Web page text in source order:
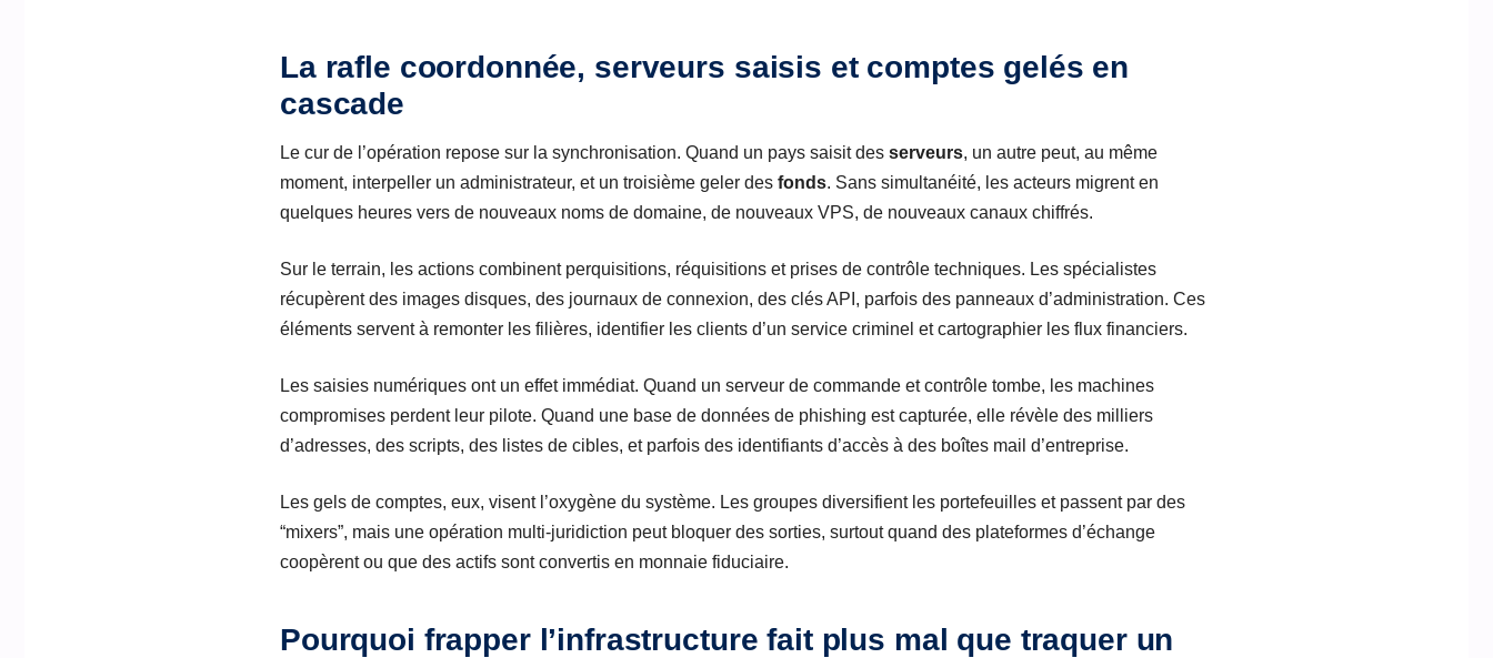
La rafle coordonnée, serveurs saisis et comptes gelés en
cascade
Le cur de l’opération repose sur la synchronisation. Quand un pays saisit des serveurs, un autre peut, au même
moment, interpeller un administrateur, et un troisième geler des fonds. Sans simultanéité, les acteurs migrent en
quelques heures vers de nouveaux noms de domaine, de nouveaux VPS, de nouveaux canaux chiffrés.
Sur le terrain, les actions combinent perquisitions, réquisitions et prises de contrôle techniques. Les spécialistes
récupèrent des images disques, des journaux de connexion, des clés API, parfois des panneaux d’administration. Ces
éléments servent à remonter les filières, identifier les clients d’un service criminel et cartographier les flux financiers.
Les saisies numériques ont un effet immédiat. Quand un serveur de commande et contrôle tombe, les machines
compromises perdent leur pilote. Quand une base de données de phishing est capturée, elle révèle des milliers
d’adresses, des scripts, des listes de cibles, et parfois des identifiants d’accès à des boîtes mail d’entreprise.
Les gels de comptes, eux, visent l’oxygène du système. Les groupes diversifient les portefeuilles et passent par des
“mixers”, mais une opération multi-juridiction peut bloquer des sorties, surtout quand des plateformes d’échange
coopèrent ou que des actifs sont convertis en monnaie fiduciaire.
Pourquoi frapper l’infrastructure fait plus mal que traquer un